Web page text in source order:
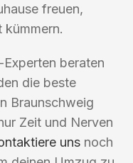
freuen,
kümmern.
beraten
die beste
Braunschweig
Zeit und Nerven
uns noch